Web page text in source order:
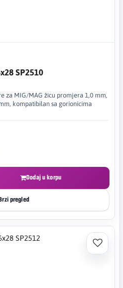
SP2510
za MIG/MAG žicu promjera 1,0 mm,
kompatibilan sa gorionicima
Dodaj u korpu
pregled